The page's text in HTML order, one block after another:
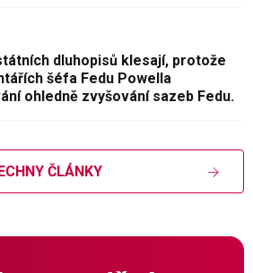
dluhopisů klesají, protože
šéfa Fedu Powella
ohledně zvyšování sazeb Fedu.
ČLÁNKY